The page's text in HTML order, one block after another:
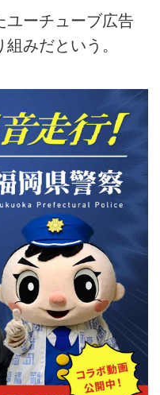
ユーチューブ広告
みだという。